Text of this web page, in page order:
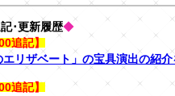
･更新履歴◆
追記】
リザベート」の宝具演出の紹介
追記】